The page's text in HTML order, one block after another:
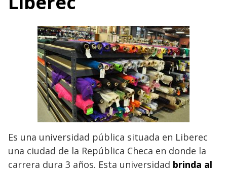
Es una universidad pública situada en Liberec
una ciudad de la República Checa en donde la
carrera dura 3 años. Esta universidad brinda al